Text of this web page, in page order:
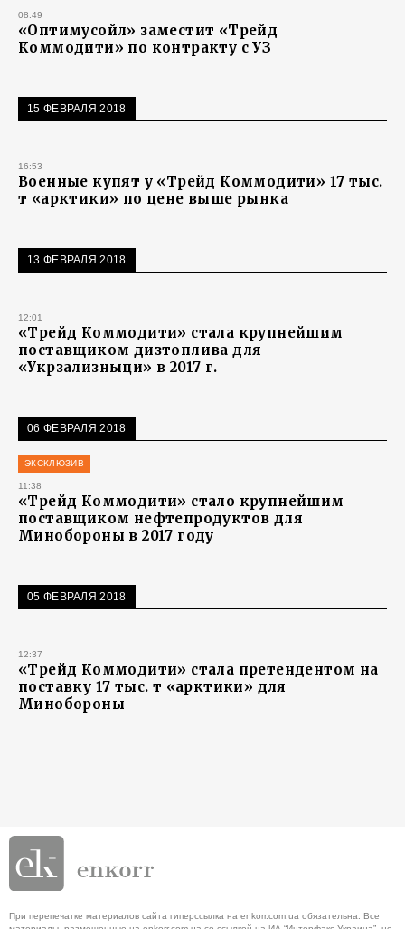
08:49
«Оптимусойл» заместит «Трейд
Коммодити» по контракту с УЗ
15 ФЕВРАЛЯ 2018
16:53
Военные купят у «Трейд Коммодити» 17 тыс.
т «арктики» по цене выше рынка
13 ФЕВРАЛЯ 2018
12:01
«Трейд Коммодити» стала крупнейшим
поставщиком дизтоплива для
«Укрзализныци» в 2017 г.
06 ФЕВРАЛЯ 2018
ЭКСКЛЮЗИВ
11:38
«Трейд Коммодити» стало крупнейшим
поставщиком нефтепродуктов для
Минобороны в 2017 году
05 ФЕВРАЛЯ 2018
12:37
«Трейд Коммодити» стала претендентом на
поставку 17 тыс. т «арктики» для
Минобороны
При перепечатке материалов сайта гиперссылка на enkorr.com.ua обязательна. Все